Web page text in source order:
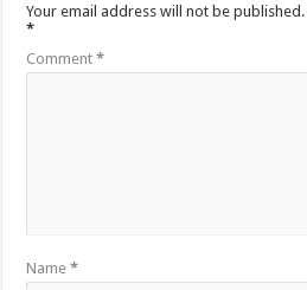
Your email address will not be published.
*
Comment*
Name*